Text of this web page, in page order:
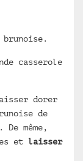
casserole
dorer
de
même,
et laisser